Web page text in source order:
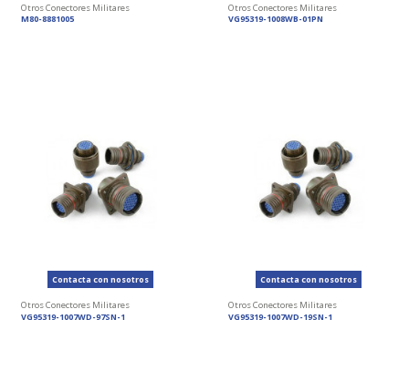
Otros Conectores Militares
M80-8881005
Otros Conectores Militares
VG95319-1008WB-01PN
Contacta con nosotros
Otros Conectores Militares
VG95319-1007WD-97SN-1
Contacta con nosotros
Otros Conectores Militares
VG95319-1007WD-19SN-1